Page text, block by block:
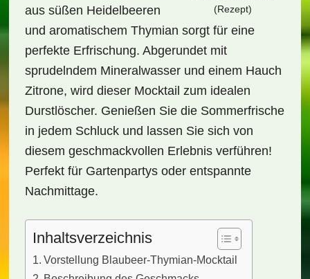
(Rezept)
aus süßen Heidelbeeren
und aromatischem Thymian sorgt für eine
perfekte Erfrischung. Abgerundet mit
sprudelndem Mineralwasser und einem Hauch
Zitrone, wird dieser Mocktail zum idealen
Durstlöscher. Genießen Sie die Sommerfrische
in jedem Schluck und lassen Sie sich von
diesem geschmackvollen Erlebnis verführen!
Perfekt für Gartenpartys oder entspannte
Nachmittage.
Inhaltsverzeichnis
Vorstellung Blaubeer-Thymian-Mocktail